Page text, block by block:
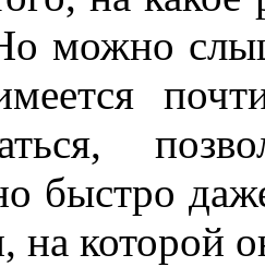
можно
быстро
на которой